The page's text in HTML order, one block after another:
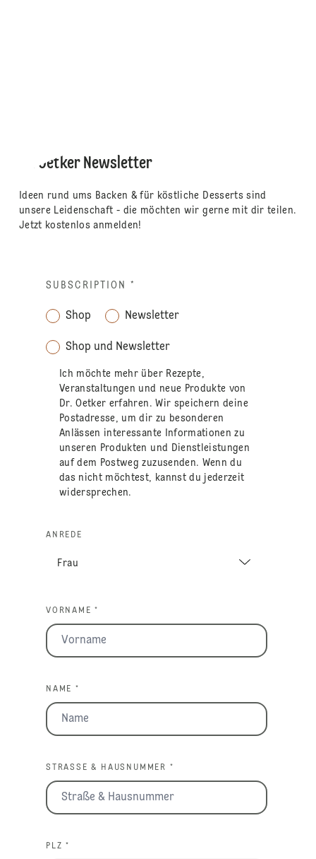
Dr. Oetker Newsletter
Ideen rund ums Backen & für köstliche Desserts sind
unsere Leidenschaft - die möchten wir gerne mit dir teilen.
Jetzt kostenlos anmelden!
SUBSCRIPTION *
Shop Newsletter
Shop und Newsletter
Ich möchte mehr über Rezepte,
Veranstaltungen und neue Produkte von
Dr. Oetker erfahren. Wir speichern deine
Postadresse, um dir zu besonderen
Anlässen interessante Informationen zu
unseren Produkten und Dienstleistungen
auf dem Postweg zuzusenden. Wenn du
das nicht möchtest, kannst du jederzeit
widersprechen.
ANREDE
VORNAME *
NAME *
STRASSE & HAUSNUMMER *
PLZ *